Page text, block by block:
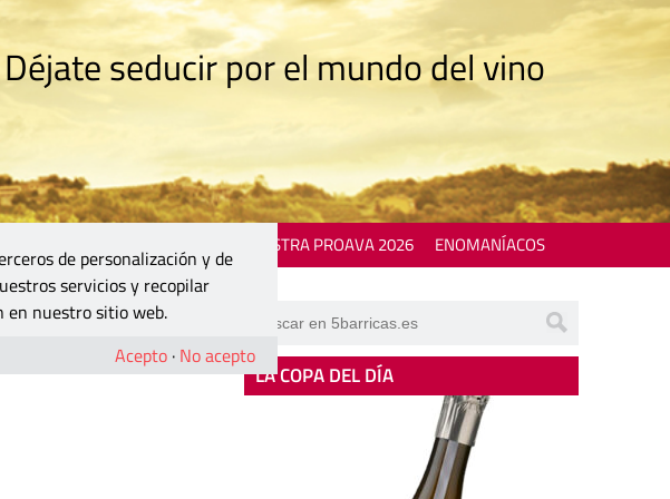
Déjate seducir por el mundo del vino
MOSTRA PROAVA 2026 ENOMANÍACOS
LA COPA DEL DÍA
de personalización y de
servicios y recopilar
en nuestro sitio web.
Acepto · No acepto